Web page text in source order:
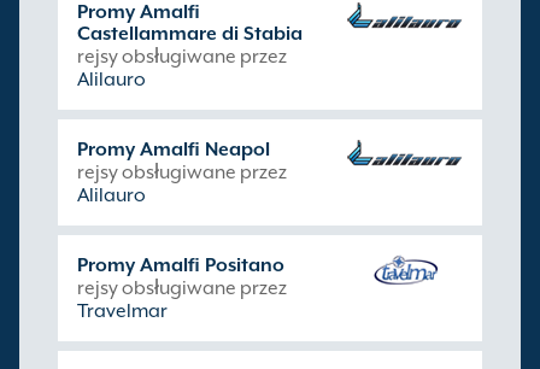
Promy Amalfi
Castellammare di Stabia
rejsy obsługiwane przez
Alilauro
Promy Amalfi Neapol
rejsy obsługiwane przez
Alilauro
Promy Amalfi Positano
rejsy obsługiwane przez
Travelmar